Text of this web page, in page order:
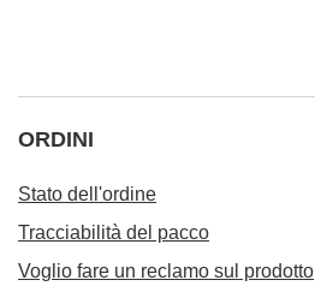
ORDINI
Stato dell'ordine
Tracciabilità del pacco
Voglio fare un reclamo sul prodotto